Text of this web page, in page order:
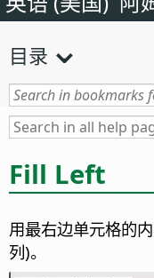
目录
Fill Left
用最右边单元格的
列)。